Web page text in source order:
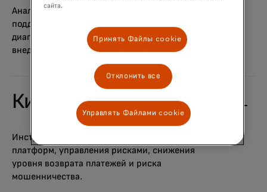
Аналитика, экспертиза и всесторонняя
поддержка на всех этапах, включая
диагностику, разработку стратегии,
внедрение решений и продвижение.
Кибербезопасность
Инструменты для защиты цифровых
платформ, управления рисками, снижения
уровня возврата платежей и риска
мошенничества.
сайта.
Принять Файлы cookie
Отклонить все
Управлять Файлами cookie